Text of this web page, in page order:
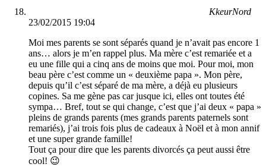
KkeurNord
23/02/2015 19:04
Moi mes parents se sont séparés quand je n’avait pas encore 1
ans… alors je m’en rappel plus. Ma mère c’est remariée et a
eu une fille qui a cinq ans de moins que moi. Pour moi, mon
beau père c’est comme un « deuxième papa ». Mon père,
depuis qu’il c’est séparé de ma mère, a déjà eu plusieurs
copines. Sa me gène pas car jusque ici, elles ont toutes été
sympa… Bref, tout se qui change, c’est que j’ai deux « papa »
pleins de grands parents (mes grands parents paternels sont
remariés), j’ai trois fois plus de cadeaux à Noël et à mon annif
et une super grande famille!
Tout ça pour dire que les parents divorcés ça peut aussi être
cool! 😉